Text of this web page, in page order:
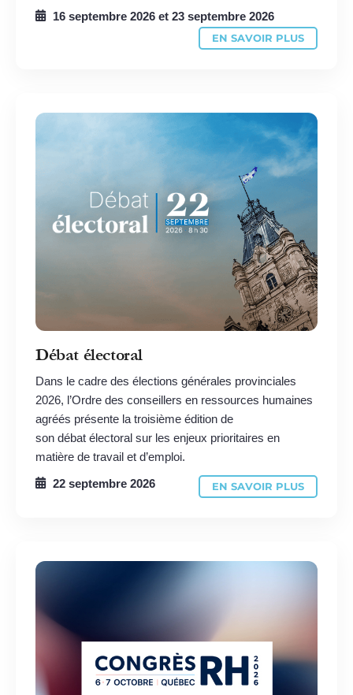
16 septembre 2026 et 23 septembre 2026
EN SAVOIR PLUS
Débat électoral
Dans le cadre des élections générales provinciales
2026, l’Ordre des conseillers en ressources humaines
agréés présente la troisième édition de
son débat électoral sur les enjeux prioritaires en
matière de travail et d’emploi.
22 septembre 2026
EN SAVOIR PLUS